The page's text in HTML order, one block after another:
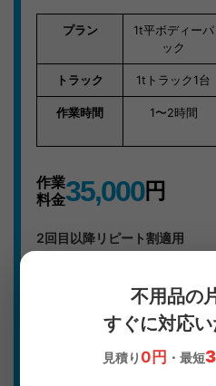
プラン
1t平ボディーパ
ック
トラック 1tトラック1台
作業時間 1〜2時間
作業
料金35,000円
2回目以降リピート割適用
岐阜県瑞穂
品回収事例
ソファ・大量の衣類の処分
不用品の
すぐに対応い
見積り 0円 ・最短